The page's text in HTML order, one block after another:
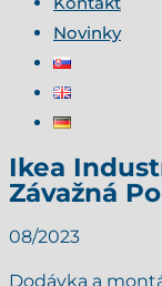
Novinky
Ikea
Závažná
08/2023
Dodávka a